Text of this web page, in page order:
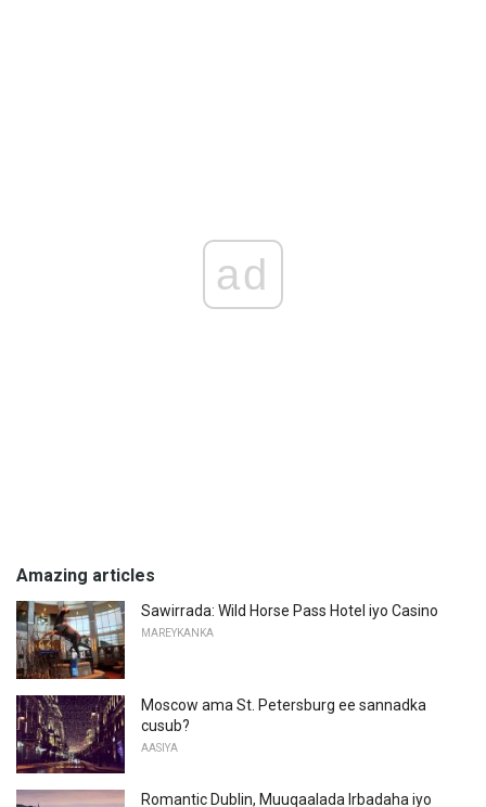
ad
Amazing articles
Sawirrada: Wild Horse Pass Hotel iyo Casino
MAREYKANKA
Moscow ama St. Petersburg ee sannadka
cusub?
AASIYA
Romantic Dublin, Muuqaalada Irbadaha iyo